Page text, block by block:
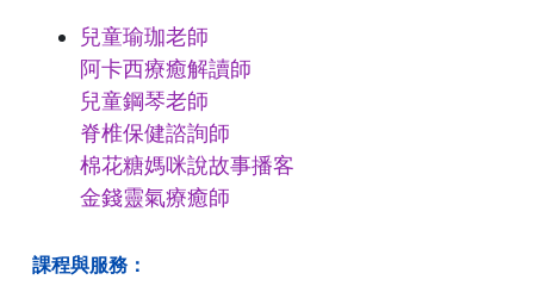
兒童瑜珈老師
阿卡西療癒解讀師
兒童鋼琴老師
脊椎保健諮詢師
棉花糖媽咪說故事播客
金錢靈氣療癒師
課程與服務：